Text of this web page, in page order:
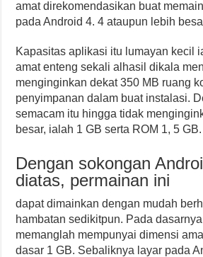
amat direkomendasikan buat
pada Android 4. 4 ataupun lebih
Kapasitas aplikasi itu lumayan kecil
amat enteng sekali alhasil dikala
menginginkan dekat 350 MB ruang
penyimpanan dalam buat instalasi.
semacam itu hingga tidak
besar, ialah 1 GB serta ROM 1, 5 GB.
Dengan sokongan
diatas, permainan ini
dapat dimainkan dengan mudah
hambatan sedikitpun. Pada
memanglah mempunyai dimensi
dasar 1 GB. Sebaliknya layar pada